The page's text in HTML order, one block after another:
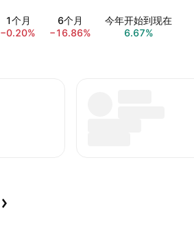
1个月
−0.20%
6个月
−16.86%
今年开始到现在
6.67%